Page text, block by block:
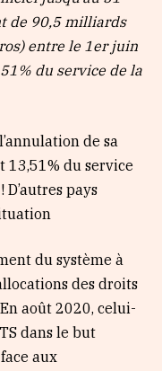
de 90,5 milliards
entre le 1er juin
du service de la
de sa
13,51% du service
pays
du système à
des droits
août 2020, celui-
dans le but
aux